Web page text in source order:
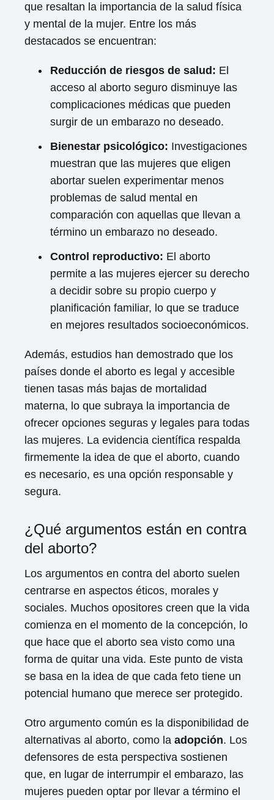
que resaltan la importancia de la salud física
y mental de la mujer. Entre los más
destacados se encuentran:
Reducción de riesgos de salud: El
acceso al aborto seguro disminuye las
complicaciones médicas que pueden
surgir de un embarazo no deseado.
Bienestar psicológico: Investigaciones
muestran que las mujeres que eligen
abortar suelen experimentar menos
problemas de salud mental en
comparación con aquellas que llevan a
término un embarazo no deseado.
Control reproductivo: El aborto
permite a las mujeres ejercer su derecho
a decidir sobre su propio cuerpo y
planificación familiar, lo que se traduce
en mejores resultados socioeconómicos.
Además, estudios han demostrado que los
países donde el aborto es legal y accesible
tienen tasas más bajas de mortalidad
materna, lo que subraya la importancia de
ofrecer opciones seguras y legales para todas
las mujeres. La evidencia científica respalda
firmemente la idea de que el aborto, cuando
es necesario, es una opción responsable y
segura.
¿Qué argumentos están en contra
del aborto?
Los argumentos en contra del aborto suelen
centrarse en aspectos éticos, morales y
sociales. Muchos opositores creen que la vida
comienza en el momento de la concepción, lo
que hace que el aborto sea visto como una
forma de quitar una vida. Este punto de vista
se basa en la idea de que cada feto tiene un
potencial humano que merece ser protegido.
Otro argumento común es la disponibilidad de
alternativas al aborto, como la adopción. Los
defensores de esta perspectiva sostienen
que, en lugar de interrumpir el embarazo, las
mujeres pueden optar por llevar a término el